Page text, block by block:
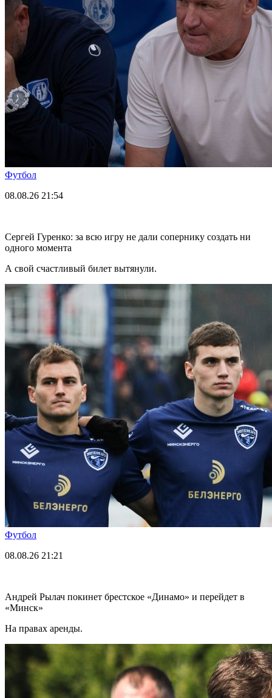
Футбол
08.08.26 21:54
Сергей Гуренко: за всю игру не дали сопернику создать ни
одного момента
А свой счастливый билет вытянули.
Футбол
08.08.26 21:21
Андрей Рылач покинет брестское «Динамо» и перейдет в
«Минск»
На правах аренды.